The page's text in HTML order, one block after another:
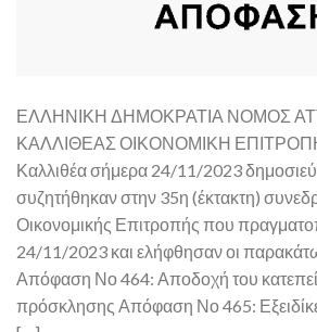
ΕΛΛΗΝΙΚΗ ΔΗΜΟΚΡΑΤΙΑ ΝΟΜΟΣ
ΚΑΛΛΙΘΕΑΣ ΟΙΚΟΝΟΜΙΚΗ ΕΠΙΤΡΟΠΗ
Καλλιθέα σήμερα 24/11/2023
συζητήθηκαν στην 35η (έκτακτη)
Οικονομικής Επιτροπής που
24/11/2023 και ελήφθησαν οι
Απόφαση Νο 464: Αποδοχή του
πρόσκλησης Απόφαση Νο 465: